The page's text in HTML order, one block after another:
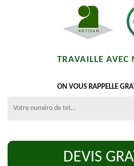
TRAVAILLE AVEC
ON VOUS RAPPELLE
DEVIS